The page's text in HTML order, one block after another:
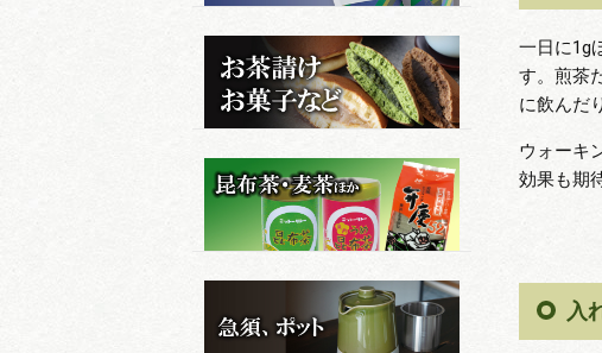
一日に1g
す。煎茶
に飲んだ
ウォーキ
効果も期
入